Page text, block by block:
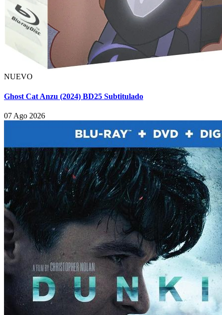
NUEVO
Ghost Cat Anzu (2024) BD25 Subtitulado
07 Ago 2026